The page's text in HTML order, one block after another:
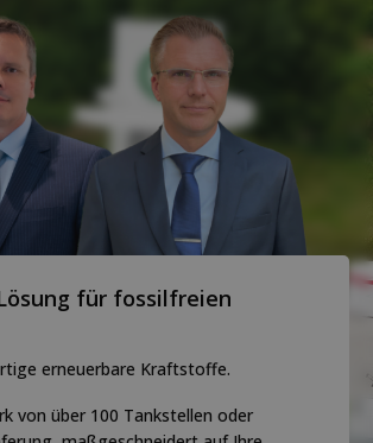
für fossilfreien
erneuerbare Kraftstoffe.
von über 100 Tankstellen oder